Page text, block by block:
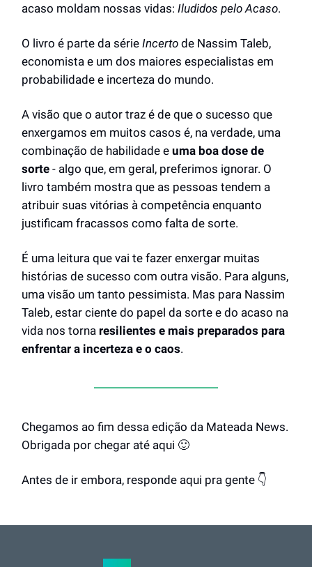
acaso moldam nossas vidas: Iludidos pelo Acaso.
O livro é parte da série Incerto de Nassim Taleb,
economista e um dos maiores especialistas em
probabilidade e incerteza do mundo.
A visão que o autor traz é de que o sucesso que
enxergamos em muitos casos é, na verdade, uma
combinação de habilidade e uma boa dose de
sorte - algo que, em geral, preferimos ignorar. O
livro também mostra que as pessoas tendem a
atribuir suas vitórias à competência enquanto
justificam fracassos como falta de sorte.
É uma leitura que vai te fazer enxergar muitas
histórias de sucesso com outra visão. Para alguns,
uma visão um tanto pessimista. Mas para Nassim
Taleb, estar ciente do papel da sorte e do acaso na
vida nos torna resilientes e mais preparados para
enfrentar a incerteza e o caos.
Chegamos ao fim dessa edição da Mateada News.
Obrigada por chegar até aqui 🙂
Antes de ir embora, responde aqui pra gente 👇️